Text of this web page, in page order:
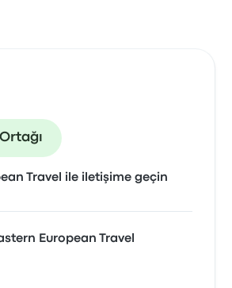
Travel ile iletişime geçin
European Travel